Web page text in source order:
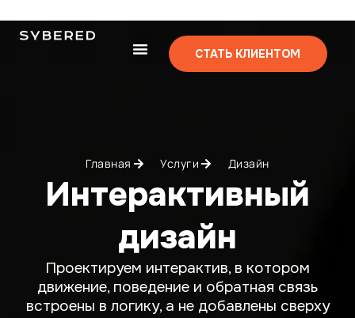
СТАТЬ КЛИЕНТОМ
Главная Услуги Дизайн
Интерактивный
дизайн
Проектируем интерактив, в котором
движение, поведение и обратная связь
встроены в логику, а не добавлены сверху